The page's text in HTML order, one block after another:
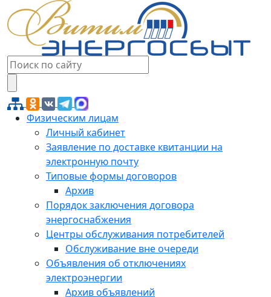
Физическим лицам
Личный кабинет
Заявление по доставке квитанции на
электронную почту
Типовые формы договоров
Архив
Порядок заключения договора
энергоснабжения
Центры обслуживания потребителей
Обслуживание вне очереди
Объявления об отключениях
электроэнергии
Архив объявлений